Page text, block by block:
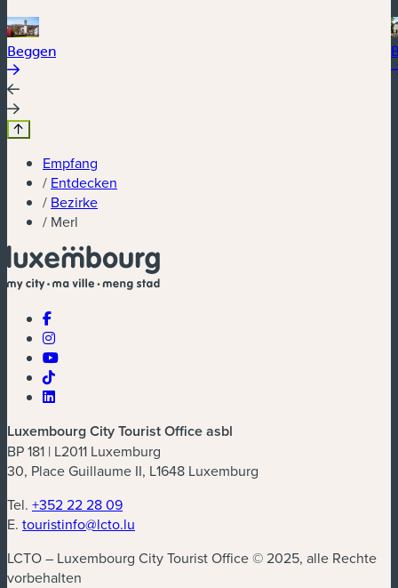
Beggen
Empfang
/ Entdecken
/ Bezirke
/ Merl
Luxembourg City Tourist Office asbl
BP 181 | L2011 Luxemburg
30, Place Guillaume II, L1648 Luxemburg
Tel. +352 22 28 09
E. touristinfo@lcto.lu
LCTO – Luxembourg City Tourist Office © 2025, alle Rechte
vorbehalten